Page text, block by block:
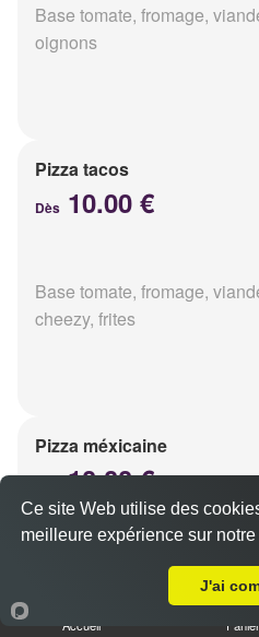
Base tomate, fromage,
oignons
Pizza tacos
Dès 10.00 €
Base tomate, fromage,
cheezy, frites
Pizza méxicaine
10.00 €
Base sauce barbecue,
Accueil Panier
Ce site Web utilise des
meilleure expérience sur
J'ai